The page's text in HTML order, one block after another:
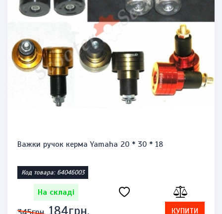
Важки ручок керма Yamaha 20 * 30 * 18
Код товара: 64046003
На складі
184грн. КУПИТИ